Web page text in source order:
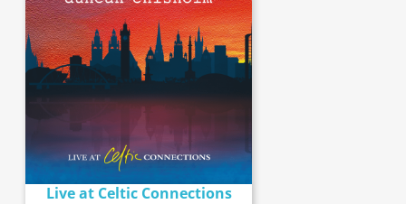
Live at Celtic Connections